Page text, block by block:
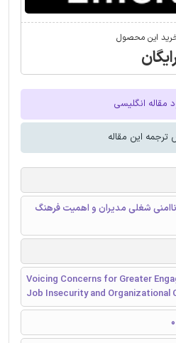
این محصول
مقاله انگلیسی
ترجمه این مقاله
شغلی مدیران و اهمیت فرهنگ
Voicing Concerns for Greater
Job Insecurity and Organizational
0